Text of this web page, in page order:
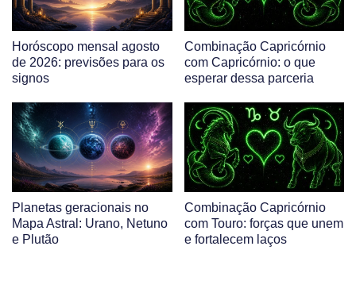
Horóscopo mensal agosto
de 2026: previsões para os
signos
Combinação Capricórnio
com Capricórnio: o que
esperar dessa parceria
Planetas geracionais no
Mapa Astral: Urano, Netuno
e Plutão
Combinação Capricórnio
com Touro: forças que unem
e fortalecem laços